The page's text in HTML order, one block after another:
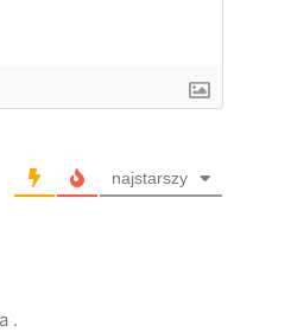
najstarszy
.